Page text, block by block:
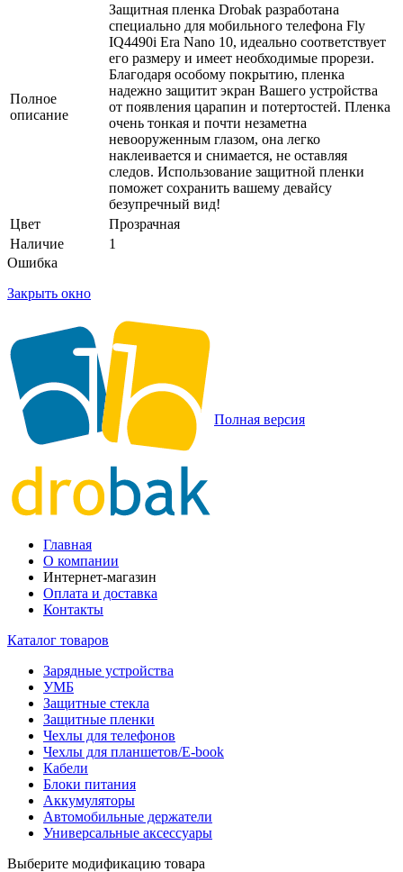
Полное
описание
Защитная пленка Drobak разработана
специально для мобильного телефона Fly
IQ4490i Era Nano 10, идеально соответствует
его размеру и имеет необходимые прорези.
Благодаря особому покрытию, пленка
надежно защитит экран Вашего устройства
от появления царапин и потертостей. Пленка
очень тонкая и почти незаметна
невооруженным глазом, она легко
наклеивается и снимается, не оставляя
следов. Использование защитной пленки
поможет сохранить вашему девайсу
безупречный вид!
Цвет
Прозрачная
Наличие
1
Ошибка
Закрыть окно
Полная версия
Главная
О компании
Интернет-магазин
Оплата и доставка
Контакты
Каталог товаров
Зарядные устройства
УМБ
Защитные стекла
Защитные пленки
Чехлы для телефонов
Чехлы для планшетов/E-book
Кабели
Блоки питания
Аккумуляторы
Автомобильные держатели
Универсальные аксессуары
Выберите модификацию товара